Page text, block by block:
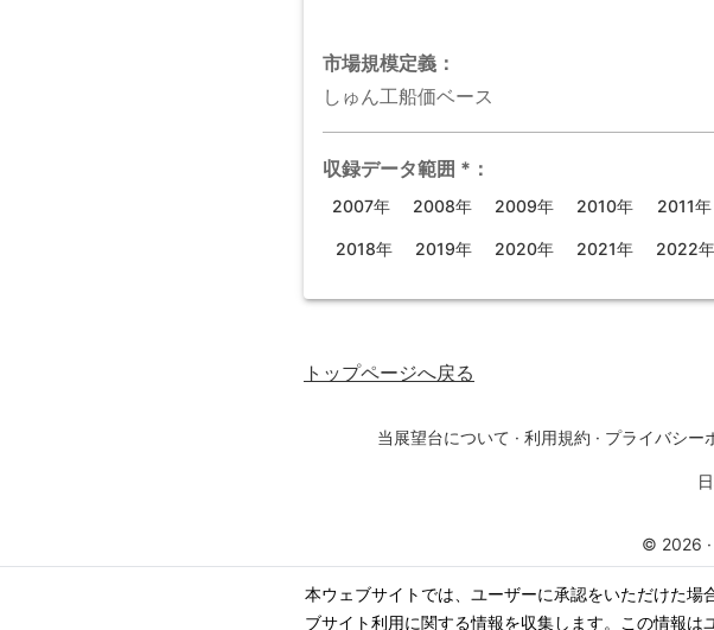
本ウェブサイトでは、ユーザーに承認をいただけた
ブサイト利用に関する情報を収集します。この情報は
市場規模定義：
しゅん工船価ベース
収録データ範囲 * ：
2007年 2008年 2009年 2010年 2011年
2018年 2019年 2020年 2021年 2022年
トップページへ戻る
当展望台について · 利用規約 · プライバシー
© 2026 ·